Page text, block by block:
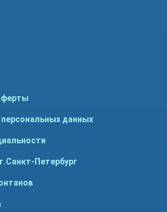
данных
г.Санкт-Петербург